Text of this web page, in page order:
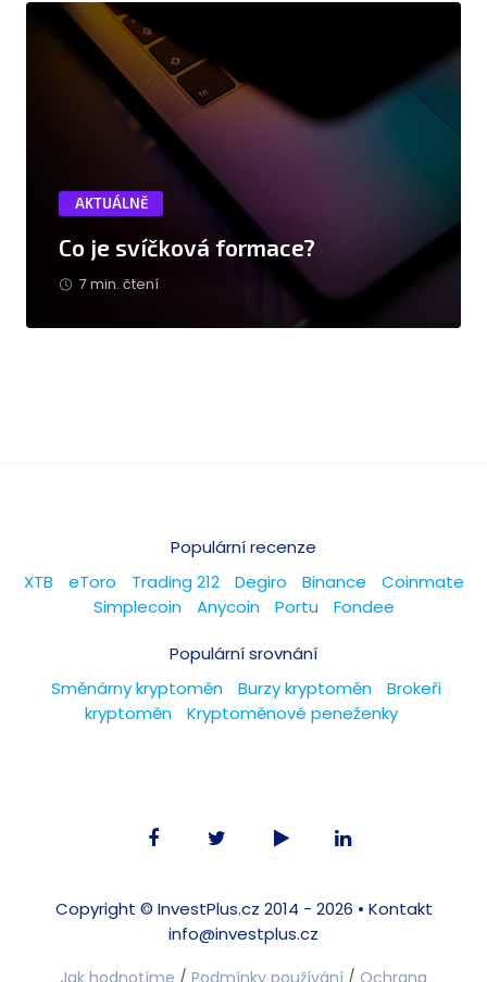
AKTUÁLNĚ
Co je svíčková formace?
7 min. čtení
Populární recenze
XTB
eToro Trading 212 Degiro Binance
Coinmate
Simplecoin
Anycoin Portu Fondee
Populární srovnání
Směnárny kryptoměn
Burzy kryptoměn
Brokeři
kryptoměn
Kryptoměnové peneženky
Copyright © InvestPlus.cz 2014 - 2026 • Kontakt
info@investplus.cz
Jak hodnotíme / Podmínky používání / Ochrana